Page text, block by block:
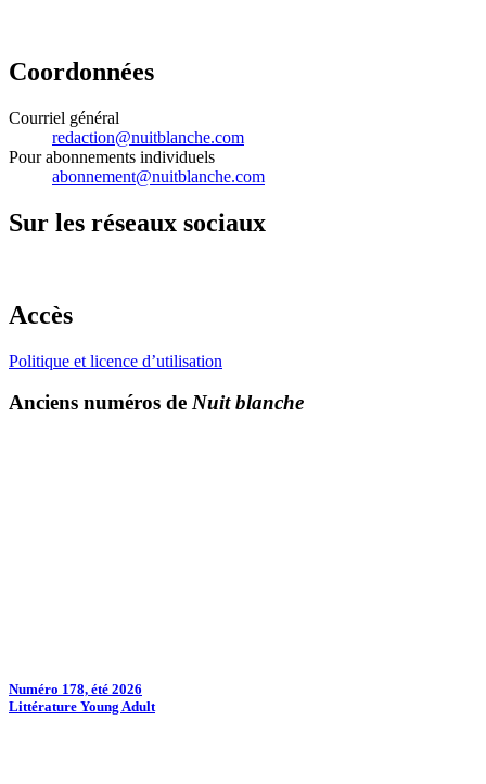
Coordonnées
Courriel général
redaction@nuitblanche.com
Pour abonnements individuels
abonnement@nuitblanche.com
Sur les réseaux sociaux
Accès
Politique et licence d’utilisation
Anciens numéros de Nuit blanche
Numéro 178, été 2026
Littérature Young Adult